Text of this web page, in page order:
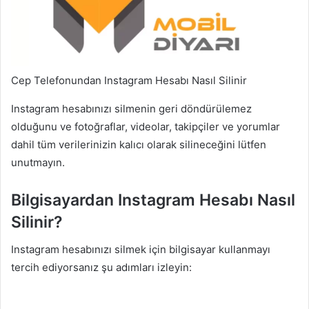
Cep Telefonundan Instagram Hesabı Nasıl Silinir
Instagram hesabınızı silmenin geri döndürülemez
olduğunu ve fotoğraflar, videolar, takipçiler ve yorumlar
dahil tüm verilerinizin kalıcı olarak silineceğini lütfen
unutmayın.
Bilgisayardan Instagram Hesabı Nasıl
Silinir?
Instagram hesabınızı silmek için bilgisayar kullanmayı
tercih ediyorsanız şu adımları izleyin: